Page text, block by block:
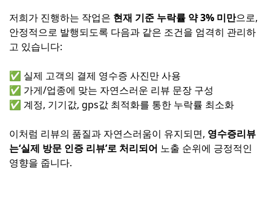
저희가 진행하는 작업은 현재 기준 누락률 약 3% 미만으로,
안정적으로 발행되도록 다음과 같은 조건을 엄격히 관리하
고 있습니다:
✅ 실제 고객의 결제 영수증 사진만 사용
✅ 가게/업종에 맞는 자연스러운 리뷰 문장 구성
✅ 계정, 기기값, gps값 최적화를 통한 누락률 최소화
이처럼 리뷰의 품질과 자연스러움이 유지되면, 영수증리뷰
는‘실제 방문 인증 리뷰’로 처리되어 노출 순위에 긍정적인
영향을 줍니다.